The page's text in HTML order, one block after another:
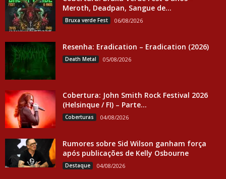
Meroth, Deadpan, Sangue de...
Bruxa verde Fest 06/08/2026
Resenha: Eradication – Eradication (2026)
Death Metal 05/08/2026
Cobertura: John Smith Rock Festival 2026
(Helsinque / FI) – Parte...
Coberturas 04/08/2026
Rumores sobre Sid Wilson ganham força
após publicações de Kelly Osbourne
Destaque 04/08/2026